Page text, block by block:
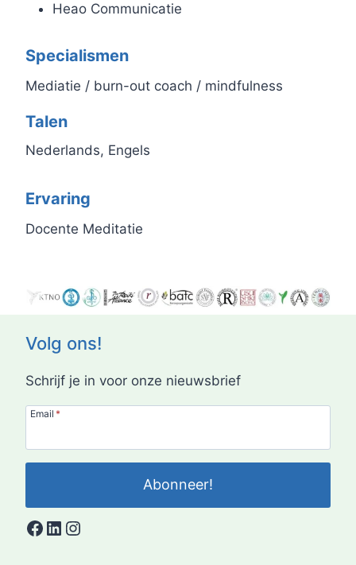
Heao Communicatie
Specialismen
Mediatie / burn-out coach / mindfulness
Talen
Nederlands, Engels
Ervaring
Docente Meditatie
Volg ons!
Schrijf je in voor onze nieuwsbrief
Email *
Abonneer!
Facebook
LinkedIn
Instagram